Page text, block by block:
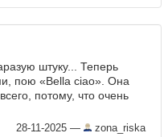
штуку... Теперь
пою «Bella ciao». Она
потому, что очень
28-11-2025 — zona_riska